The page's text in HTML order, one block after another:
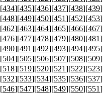
[434][435][436][437][438][439
[448][449][450][451][452][453
[462][463][464][465][466][467
[476][477][478][479][480][481
[490][491][492][493][494][495
[504][505][506][507][508][509
[518][519][520][521][522][523
[532][533][534][535][536][537
[546][547][548][549][550][551